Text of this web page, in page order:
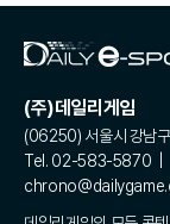
(주)데일리게임
(06250) 서울시 강남
Tel. 02-583-5870 |